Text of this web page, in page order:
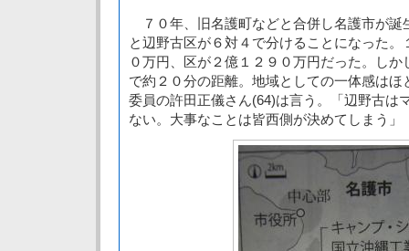
７０年、旧名護町などと合併し名護市が誕
と辺野古区が６対４で分けることになった
０万円、区が２億１２９０万円だった。し
で約２０分の距離。地域としての一体感は
委員の許田正儀さん(64)は言う。「辺野古は
ない。大事なことは皆西側が決めてしまう」